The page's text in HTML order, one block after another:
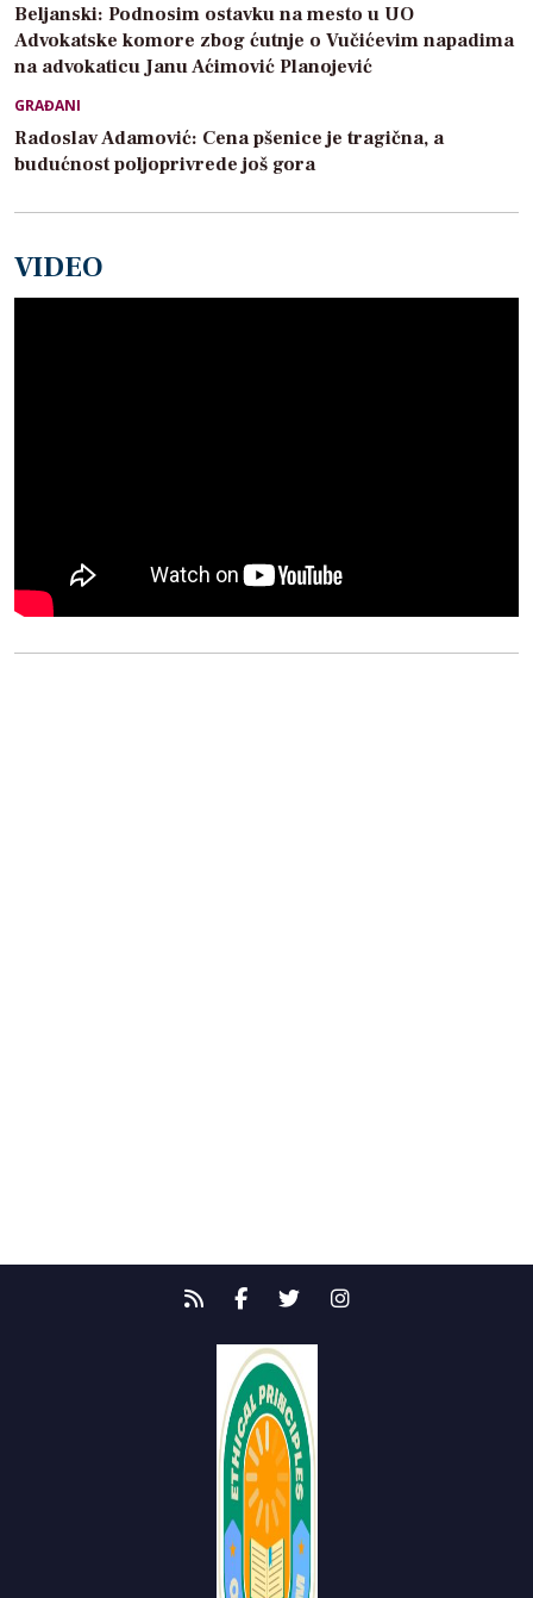
Beljanski: Podnosim ostavku na mesto u UO
Advokatske komore zbog ćutnje o Vučićevim napadima
na advokaticu Janu Aćimović Planojević
GRAĐANI
Radoslav Adamović: Cena pšenice je tragična, a
budućnost poljoprivrede još gora
VIDEO